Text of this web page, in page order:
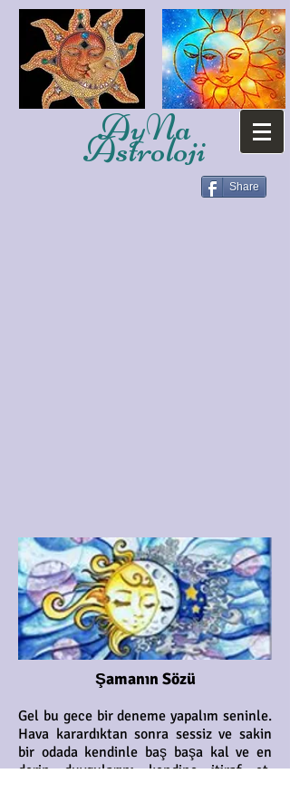
AyNa
Astroloji
Share
Şamanın Sözü
Gel bu gece bir deneme yapalım seninle.
Hava karardıktan sonra sessiz ve sakin
bir odada kendinle baş başa kal ve en
derin duygularını kendine itiraf et.